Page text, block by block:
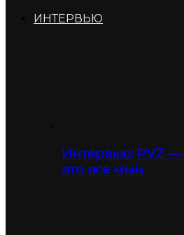
ИНТЕРВЬЮ
Интервью: PVZ
это все мы!»